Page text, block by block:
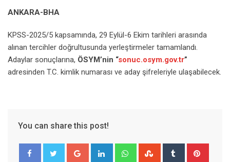
ANKARA-BHA
KPSS-2025/5 kapsamında, 29 Eylül-6 Ekim tarihleri arasında
alınan tercihler doğrultusunda yerleştirmeler tamamlandı.
Adaylar sonuçlarına, ÖSYM’nin “sonuc.osym.gov.tr”
adresinden T.C. kimlik numarası ve aday şifreleriyle ulaşabilecek.
You can share this post!
Google+ LinkedIn WhatsappStumbleUpon
Tumblr